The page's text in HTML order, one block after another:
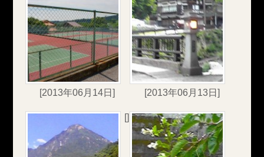
[2013年06月14日] [2013年06月13日]
[]